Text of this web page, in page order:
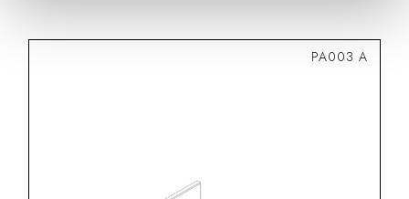
PA003 A